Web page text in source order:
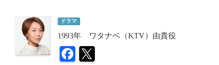
ドラマ
1993年 ワタナベ（KTV）由貴役